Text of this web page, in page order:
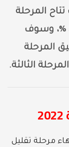
الثاني 2022، حيث تتاح المرحلة
الثالثة لطلاب الدور الثاني بمجموع 50 %، وسوف
المرحلة
2022، بعد أنتهاء مرحلة تقليل